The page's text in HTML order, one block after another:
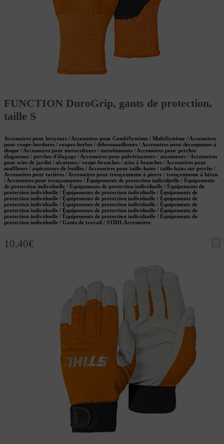
FUNCTION DuroGrip, gants de protection,
taille S
Accessoires pour broyeurs / Accessoires pour CombiSystème / MultiSystème / Accessoires
pour coupe-bordures / coupes-herbes / débroussailleuses / Accessoires pour découpeuses à
disque / Accessoires pour motoculteurs / motobineuses / Accessoires pour perches
élagueuses / perches d'élagage / Accessoires pour pulvérisateurs / atomiseurs / Accessoires
pour scies de jardin / sécateurs / coupe-branches / scies à branches / Accessoires pour
souffleurs / aspirateurs de feuilles / Accessoires pour taille-haies / taille-haies sur perche /
Accessoires pour tarières / Accessoires pour tronçonneuse à pierre / tronçonneuse à béton
/ Accessoires pour tronçonneuses / Équipements de protection individuelle / Équipements
de protection individuelle / Équipements de protection individuelle / Équipements de
protection individuelle / Équipements de protection individuelle / Équipements de
protection individuelle / Équipements de protection individuelle / Équipements de
protection individuelle / Équipements de protection individuelle / Équipements de
protection individuelle / Équipements de protection individuelle / Équipements de
protection individuelle / Équipements de protection individuelle / Équipements de
protection individuelle / Gants de travail / STIHL Accessoires
10,40€